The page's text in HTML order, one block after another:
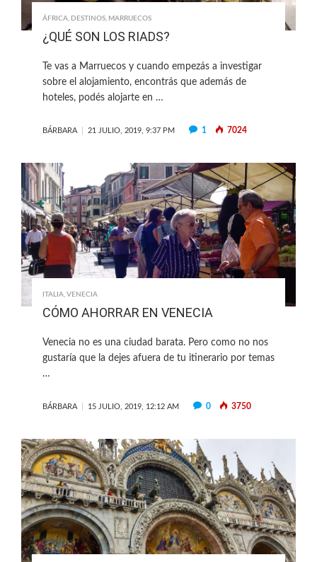
ÁFRICA DESTINOS MARRUECOS
¿QUÉ SON LOS RIADS?
Te vas a Marruecos y cuando empezás a investigar
sobre el alojamiento, encontrás que además de
hoteles, podés alojarte en …
BÁRBARA 21 JULIO, 2019, 9:37 PM 1 7024
ITALIA, VENECIA
CÓMO AHORRAR EN VENECIA
Venecia no es una ciudad barata. Pero como no nos
gustaría que la dejes afuera de tu itinerario por temas
…
BÁRBARA 15 JULIO, 2019, 12:12 AM 0 3750